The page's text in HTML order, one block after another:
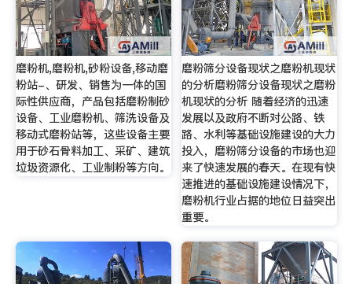
磨粉机,磨粉机,砂粉设备,移动磨
粉站-、研发、销售为一体的国
际性供应商，产品包括磨粉制砂
设备、工业磨粉机、筛洗设备及
移动式磨粉站等，这些设备主要
用于砂石骨料加工、采矿、建筑
垃圾资源化、工业制粉等方向。
磨粉筛分设备现状之磨粉机现状
的分析磨粉筛分设备现状之磨粉
机现状的分析 随着经济的迅速
发展以及政府不断对公路、铁
路、水利等基础设施建设的大力
投入，磨粉筛分设备的市场也迎
来了快速发展的春天。在现有快
速推进的基础设施建设情况下，
磨粉机行业占据的地位日益突出
重要。